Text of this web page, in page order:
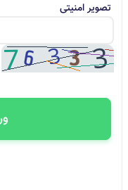
تصویر امنیتی